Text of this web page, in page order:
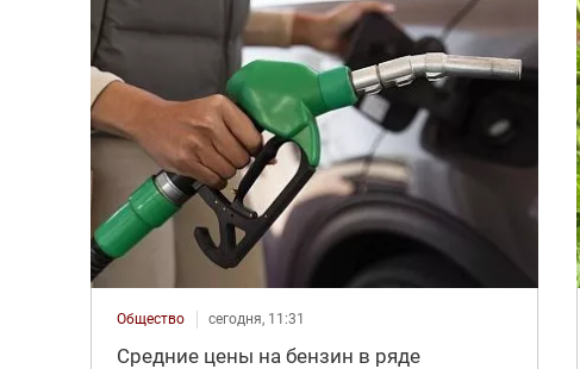
Общество сегодня, 11:31
Средние цены на бензин в ряде